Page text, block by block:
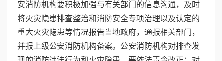
安消防机构要积极加强与有关部门的信息沟通，及时
将火灾隐患排查整治和消防安全专项治理以及认定的
重大火灾隐患等情况报告当地政府，通报相关部门，
并报上级公安消防机构备案。公安消防机构对排查发